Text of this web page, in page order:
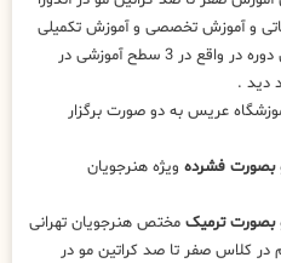
و آموزش تخصصی و آموزش تکمیلی
میشود که متقاضیان با شرکت در این دوره در واقع در 3 سطح آموزشی در
دید .
عریس به دو صورت برگزار
بصورت فشرده ویژه هنرجویان
بصورت ترمیک مختص هنرجویان تهرانی
کلاس صفر تا صد کراتین مو در